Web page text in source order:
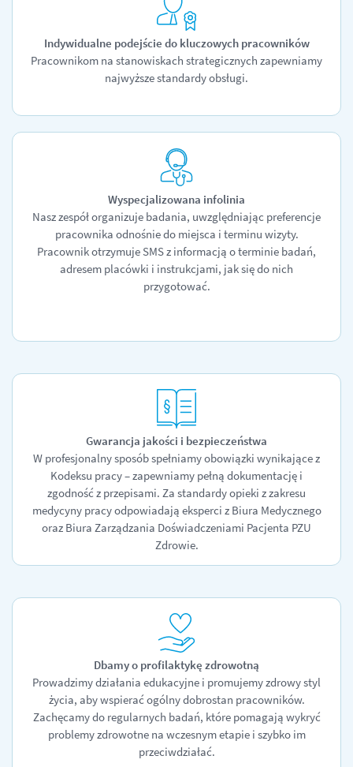
Indywidualne podejście do kluczowych pracowników
Pracownikom na stanowiskach strategicznych zapewniamy
najwyższe standardy obsługi.
Wyspecjalizowana infolinia
Nasz zespół organizuje badania, uwzględniając preferencje
pracownika odnośnie do miejsca i terminu wizyty.
Pracownik otrzymuje SMS z informacją o terminie badań,
adresem placówki i instrukcjami, jak się do nich
przygotować.
Gwarancja jakości i bezpieczeństwa
W profesjonalny sposób spełniamy obowiązki wynikające z
Kodeksu pracy – zapewniamy pełną dokumentację i
zgodność z przepisami. Za standardy opieki z zakresu
medycyny pracy odpowiadają eksperci z Biura Medycznego
oraz Biura Zarządzania Doświadczeniami Pacjenta PZU
Zdrowie.
Dbamy o profilaktykę zdrowotną
Prowadzimy działania edukacyjne i promujemy zdrowy styl
życia, aby wspierać ogólny dobrostan pracowników.
Zachęcamy do regularnych badań, które pomagają wykryć
problemy zdrowotne na wczesnym etapie i szybko im
przeciwdziałać.